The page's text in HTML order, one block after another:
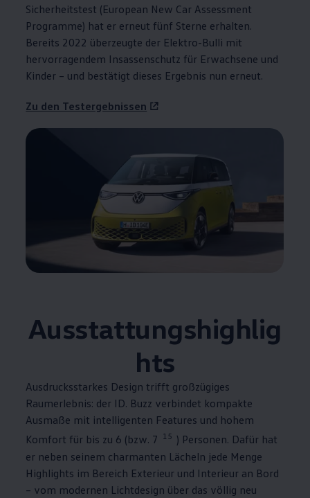
Sicherheitstest (European New Car Assessment
Programme) hat er erneut fünf Sterne erhalten.
Bereits 2022 überzeugte der Elektro-Bulli mit
hervorragendem Insassenschutz für Erwachsene und
Kinder – und bestätigt dieses Ergebnis nun erneut.
Zu den Testergebnissen
Ausstattungshighlig
hts
Ausdrucksstarkes Design trifft großzügiges
Raumerlebnis: der ID. Buzz verbindet kompakte
Ausmaße mit intelligenten Features und hohem
Komfort für bis zu 6 (bzw. 7 15 ) Personen. Dafür hat
er neben seinem charmanten Lächeln jede Menge
Highlights im Bereich Exterieur und Interieur an Bord
– vom modernen Lichtdesign über das völlig neu